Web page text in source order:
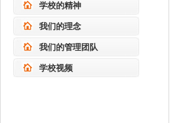
学校的精神
我们的理念
我们的管理团队
学校视频